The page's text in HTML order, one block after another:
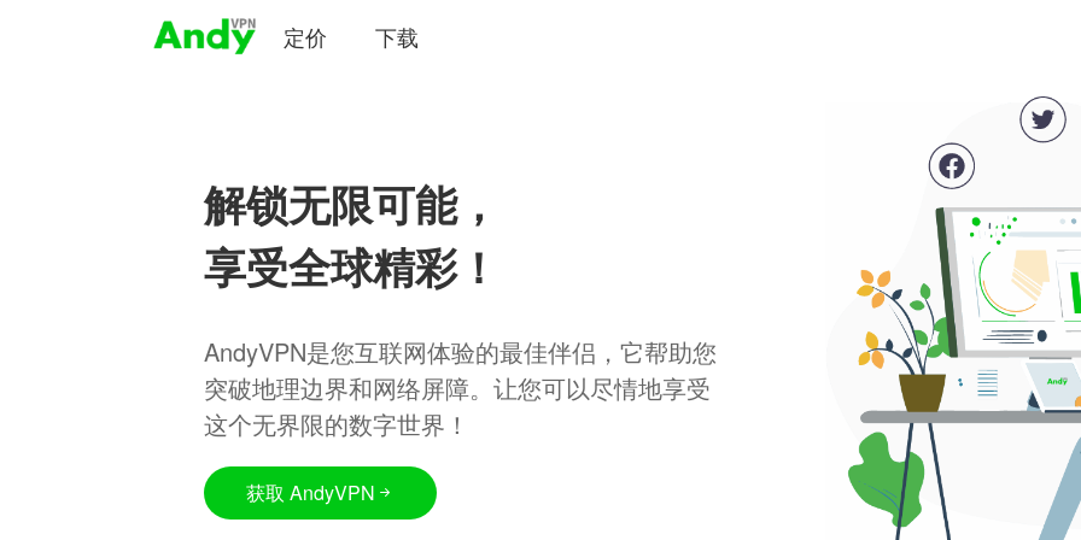
定价 下载
解锁无限可能，
享受全球精彩！
AndyVPN是您互联网体验的最佳伴侣，它帮助您
突破地理边界和网络屏障。让您可以尽情地享受
这个无界限的数字世界！
获取 AndyVPN